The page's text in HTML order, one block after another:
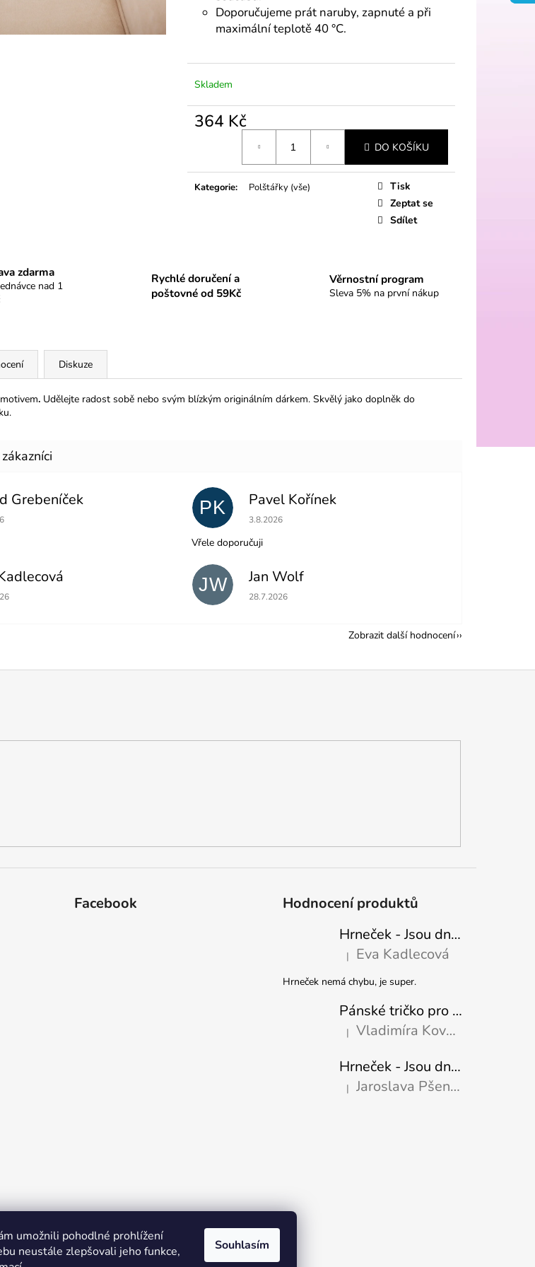
umožnili pohodlné prohlížení
neustále zlepšovali jeho funkce,
Souhlasím
Doporučujeme prát naruby, zapnuté a při
maximální teplotě 40 °C.
Skladem
364 Kč
DO KOŠÍKU
Kategorie: Polštářky (vše)
Tisk
Zeptat se
Sdílet
zdarma
nad 1
Rychlé doručení a
poštovné od 59Kč
Věrnostní program
Sleva 5% na první nákup
Diskuze
. Udělejte radost sobě nebo svým blízkým originálním dárkem. Skvělý jako doplněk do
Grebeníček
obchodu je 5 z 5 hvězdiček. PK Pavel Kořínek
Hodnocení obchodu je 5 z 5 hvězdiček.
3.8.2026
Vřele doporučuji
obchodu je 5 z 5 hvězdiček. JW Jan Wolf
Hodnocení obchodu je 5 z 5 hvězdiček.
28.7.2026
Zobrazit další hodnocení
Facebook
Hodnocení produktů
Hrneček - Jsou dny, kdy mě dokáže nasrat i vzduch - Sova
Hodnocení produktu je 5 z 5 hvězdiček.
| Eva Kadlecová
Hrneček nemá chybu, je super.
Pánské tričko pro nejlepšího tatínka
Hodnocení produktu je 5 z 5 hvězdiček.
|
Vladimíra Kovaříková
Hrneček - Jsou dny, kdy mě dokáže nasrat i vzduch-naštvaný pejsek
Hodnocení produktu je 5 z 5 hvězdiček.
| Jaroslava Pšeničková